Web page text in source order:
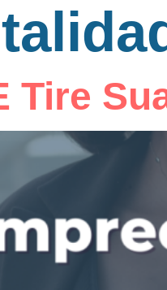
Tire